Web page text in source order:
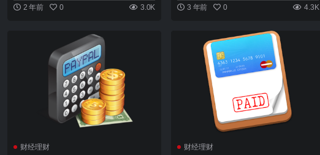
2 年前 0 3.0K 3 年前 0 4.3K
财经理财 财经理财